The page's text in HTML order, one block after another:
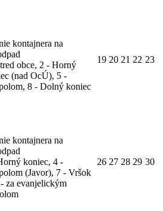
kontajnera na
obce, 2 - Horný
(nad OcÚ), 5 -
8 - Dolný koniec
19 20 21 22 23
kontajnera na
koniec, 4 -
(Javor), 7 - Vršok
za evanjelickým
26 27 28 29 30